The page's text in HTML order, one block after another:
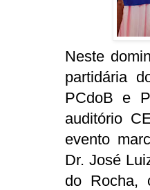
Neste
partidária
PCdoB e
auditório
evento
Dr. José
do Rocha,